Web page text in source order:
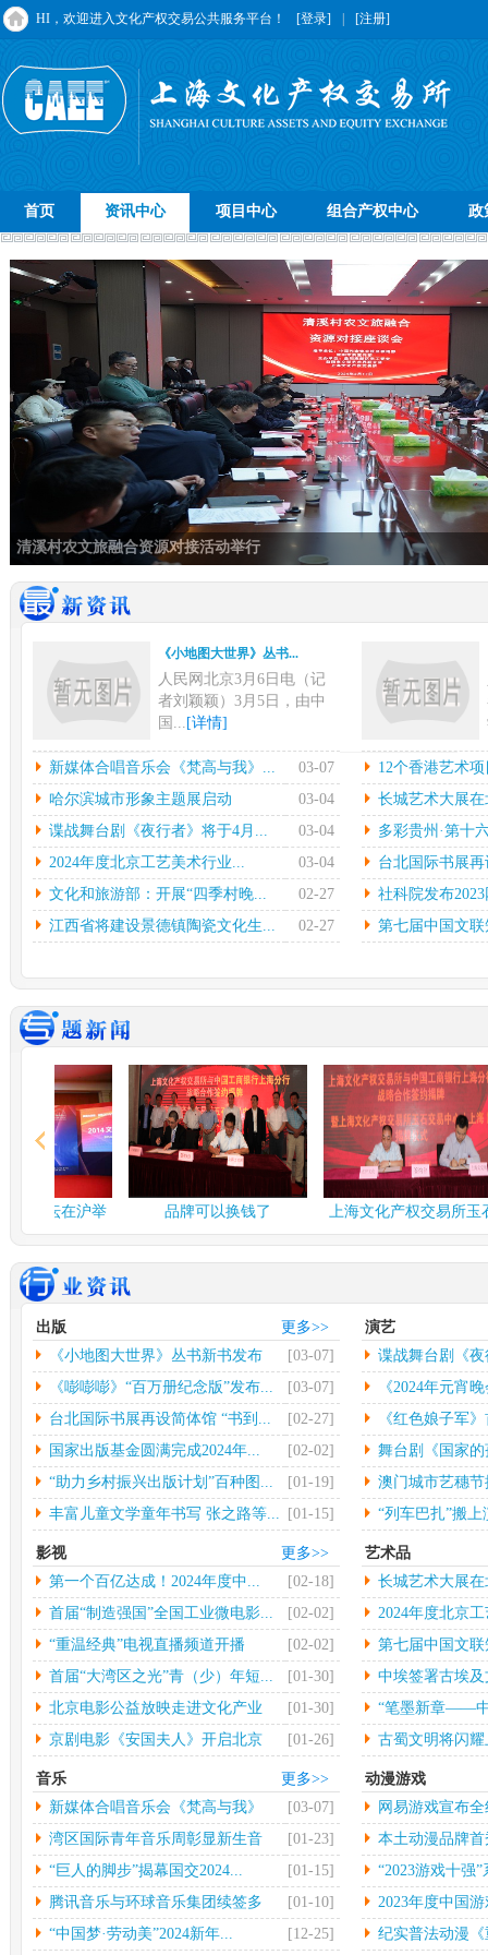
HI，欢迎进入文化产权交易公共服务平台！ [登录] [注册]
首页 资讯中心 项目中心 组合产权中心 政
清溪村农文旅融合资源对接活动举行
《小地图大世界》丛书...
人民网北京3月6日电（记
者刘颖颖）3月5日，由中
国... [详情]
新媒体合唱音乐会《梵...
中新网上海3月6日电在指
挥彼得•迪克斯特拉的率领
下...[详情]
12
本
陈
中
哈尔滨城市形象主题展...
光明日报北京2月27日电
（记者鲁元珍、张斐晔）2
7... [详情]
长
中
莹
[
由北京反掌娱乐文化有限
中
2024年度北京工艺...
中新网北京3月3日电(记者
应妮)从“冰墩墩”到“兔...
[详
情]
台
中
32
[
文化和旅游部：开展“...
人民网北京2月26日电（记
社
中
本报南昌2月26日电（记者
朱磊）记者从江西省景德
镇...[详情]
光
（
文
新媒体合唱音乐会《梵高与我》... 03-07
12个香港艺术
哈尔滨城市形象主题展启动
03-04
长城艺术大展
谍战舞台剧《夜行者》将于4月...
03-04
多彩贵州·第十
2024年度北京工艺美术行业...
03-04
台北国际书展
文化和旅游部：开展“四季村晚...
02-27
社科院发布
江西省将建设景德镇陶瓷文化生...
02-27 第七届中国文
坛在沪举 品牌可以换钱了
上海文化产权交易所玉石
交易中...
更多>>
出版
《小地图大世界》丛书新书发布
会...
[03-07]
《嘭嘭嘭》“百万册纪念版”发布...
[03-07]
台北国际书展再设简体馆 “书到...
[02-27]
国家出版基金圆满完成2024年...
[02-02]
“助力乡村振兴出版计划”百种图...
[01-19]
丰富儿童文学童年书写 张之路等...
[01-15]
演艺
谍战舞台剧《
《2024年元宵
《红色娘子军
舞台剧《国家
大...
澳门城市艺穗
“列车巴扎”搬上
更多>>
影视
第一个百亿达成！2024年度中...
[02-18]
首届“制造强国”全国工业微电影...
[02-02]
“重温经典”电视直播频道开播
[02-02]
首届“大湾区之光”青（少）年短...
[01-30]
北京电影公益放映走进文化产业
园...
[01-30]
京剧电影《安国夫人》开启北京
长...
[01-26]
艺术品
长城艺术大展
行
2024年度北京
第七届中国文
术...
中埃签署古埃
物...
“笔墨新章——
古蜀文明将闪
更多>>
音乐
新媒体合唱音乐会《梵高与我》
中...
[03-07]
湾区国际青年音乐周彰显新生音
乐...
[01-23]
“巨人的脚步”揭幕国交2024...
[01-15]
腾讯音乐与环球音乐集团续签多
年...
[01-10]
“中国梦·劳动美”2024新年...
[12-25]
动漫游戏
网易游戏宣布
年...
本土动漫品牌
“2023游戏十强
2023年度中国
纪实普法动漫